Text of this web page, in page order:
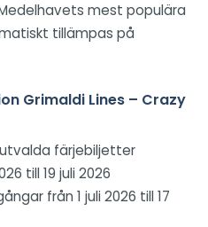
mest populära
tillämpas på
Grimaldi Lines – Crazy
färjebiljetter
till 19 juli 2026
från 1 juli 2026 till 17